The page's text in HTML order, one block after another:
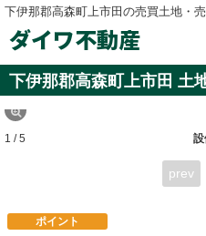
下伊那郡高森町上市田の売買土地・
ダイワ不動産
下伊那郡高森町上市田 土
1 / 5
prev
ポイント